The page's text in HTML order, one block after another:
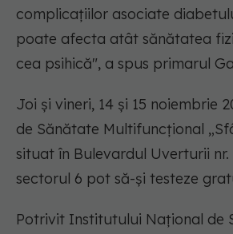
complicațiilor asociate
poate afecta atât sănătatea
cea psihică", a spus primarul
Joi și vineri, 14 și 15 noiembrie
de Sănătate Multifuncțional
situat în Bulevardul Uverturii nr.
sectorul 6 pot să-și testeze
Potrivit Institutului Național de